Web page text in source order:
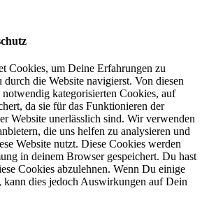
Cookies, um Deine Erfahrungen zu
durch die Website navigierst. Von diesen
kategorisierten Cookies, auf
da sie für das Funktionieren der
Website unerlässlich sind. Wir verwenden
die uns helfen zu analysieren und
Website nutzt. Diese Cookies werden
in deinem Browser gespeichert. Du hast
Cookies abzulehnen. Wenn Du einige
kann dies jedoch Auswirkungen auf Dein